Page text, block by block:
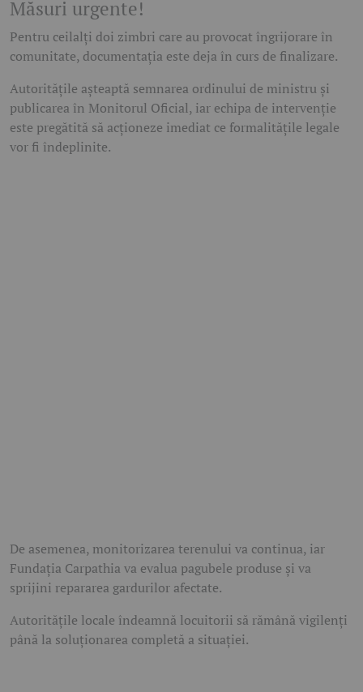
Măsuri urgente!
Pentru ceilalți doi zimbri care au provocat îngrijorare în
comunitate, documentația este deja în curs de finalizare.
Autoritățile așteaptă semnarea ordinului de ministru și
publicarea în Monitorul Oficial, iar echipa de intervenție
este pregătită să acționeze imediat ce formalitățile legale
vor fi îndeplinite.
De asemenea, monitorizarea terenului va continua, iar
Fundația Carpathia va evalua pagubele produse și va
sprijini repararea gardurilor afectate.
Autoritățile locale îndeamnă locuitorii să rămână vigilenți
până la soluționarea completă a situației.